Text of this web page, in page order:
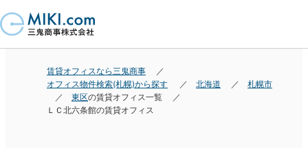
賃貸オフィスなら三鬼商事
オフィス物件検索(札幌)から探す
北海道
札幌市
東区の賃貸オフィス一覧
ＬＣ北六条館の賃貸オフィス